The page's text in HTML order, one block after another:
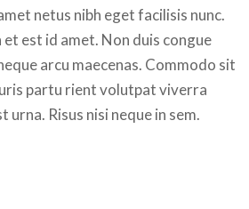
netus nibh eget facilisis nunc.
est id amet. Non duis congue
arcu maecenas. Commodo sit
partu rient volutpat viverra
urna. Risus nisi neque in sem.